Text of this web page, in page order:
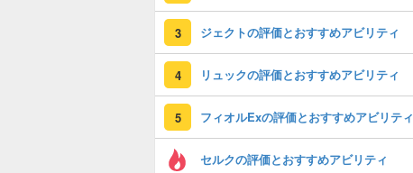
3 ジェクトの評価とおすすめアビリティ
4 リュックの評価とおすすめアビリティ
5 フィオルExの評価とおすすめアビリティ
セルクの評価とおすすめアビリティ